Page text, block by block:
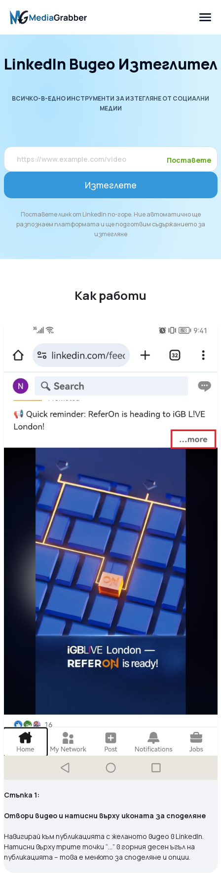
LinkedIn Видео Изтеглител
ВСИЧКО-В-ЕДНО ИНСТРУМЕНТИ ЗА ИЗТЕГЛЯНЕ ОТ СОЦИАЛНИ
МЕДИИ
Поставете
Изтеглете
Поставете линк от LinkedIn по-горе. Ние автоматично ще
разпознаем платформата и ще подготвим съдържанието за
изтегляне
Как работи
Стъпка 1:
Отвори видео и натисни върху иконата за споделяне
Навигирай към публикацията с желаното видео в LinkedIn.
Натисни върху трите точки “…” в горния десен ъгъл на
публикацията – това е менюто за споделяне и опции.